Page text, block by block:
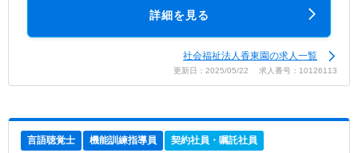
詳細を見る
社会福祉法人香東園の求人一覧
更新日：2025/05/22 求人番号：10126113
言語聴覚士 機能訓練指導員 契約社員・嘱託社員